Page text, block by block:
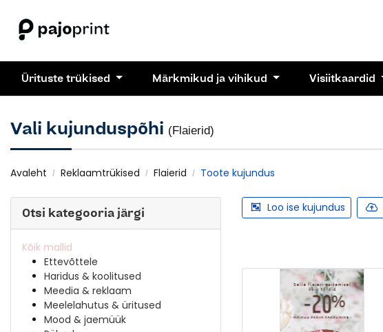
Ürituste trükised Märkmikud ja vihikud Visiitkaardid
Vali kujunduspõhi (Flaierid)
Avaleht Reklaamtrükised Flaierid Toote kujundus
Otsi kategooria järgi
Kõik mallid
Ettevõttele
Haridus & koolitused
Meedia & reklaam
Meelelahutus & üritused
Mood & jaemüük
Loo ise kujundus